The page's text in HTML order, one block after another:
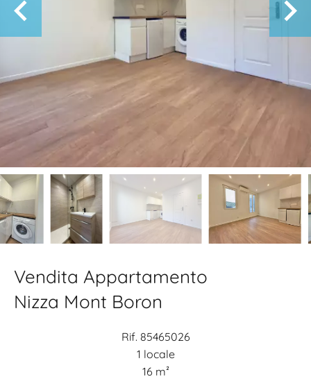
Vendita Appartamento
Nizza Mont Boron
Rif. 85465026
1 locale
16 m²